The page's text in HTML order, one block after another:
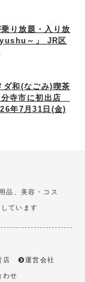
り放題・入り放
～」 JR区
ダ和(なごみ)喫茶
寺市に初出店
年7月31日(金)
品、美容・コス
ています
店 運営会社
わせ